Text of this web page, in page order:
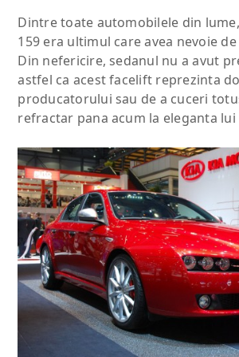
Dintre toate automobilele din
159 era ultimul care avea nevoie
Din nefericire, sedanul nu a avut
astfel ca acest facelift reprezinta
producatorului sau de a cuceri
refractar pana acum la eleganta lui